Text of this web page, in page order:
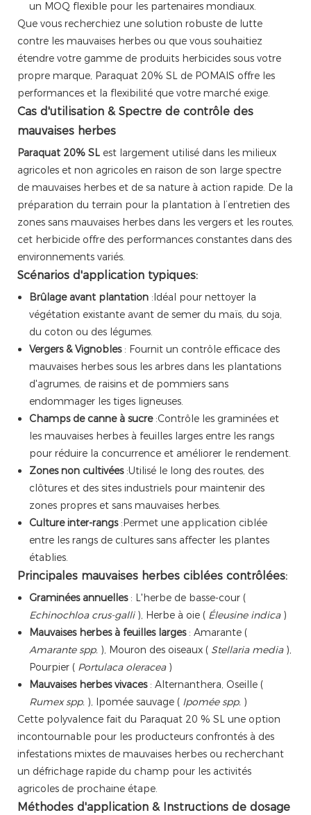
un MOQ flexible pour les partenaires mondiaux.
Que vous recherchiez une solution robuste de lutte
contre les mauvaises herbes ou que vous souhaitiez
étendre votre gamme de produits herbicides sous votre
propre marque, Paraquat 20% SL de POMAIS offre les
performances et la flexibilité que votre marché exige.
Cas d'utilisation & Spectre de contrôle des
mauvaises herbes
Paraquat 20% SL est largement utilisé dans les milieux
agricoles et non agricoles en raison de son large spectre
de mauvaises herbes et de sa nature à action rapide. De la
préparation du terrain pour la plantation à l’entretien des
zones sans mauvaises herbes dans les vergers et les routes,
cet herbicide offre des performances constantes dans des
environnements variés.
Scénarios d'application typiques:
Brûlage avant plantation :Idéal pour nettoyer la
végétation existante avant de semer du maïs, du soja,
du coton ou des légumes.
Vergers & Vignobles : Fournit un contrôle efficace des
mauvaises herbes sous les arbres dans les plantations
d'agrumes, de raisins et de pommiers sans
endommager les tiges ligneuses.
Champs de canne à sucre :Contrôle les graminées et
les mauvaises herbes à feuilles larges entre les rangs
pour réduire la concurrence et améliorer le rendement.
Zones non cultivées :Utilisé le long des routes, des
clôtures et des sites industriels pour maintenir des
zones propres et sans mauvaises herbes.
Culture inter-rangs :Permet une application ciblée
entre les rangs de cultures sans affecter les plantes
établies.
Principales mauvaises herbes ciblées contrôlées:
Graminées annuelles : L'herbe de basse-cour (
Echinochloa crus-galli ), Herbe à oie ( Éleusine indica )
Mauvaises herbes à feuilles larges : Amarante (
Amarante spp. ), Mouron des oiseaux ( Stellaria media ),
Pourpier ( Portulaca oleracea )
Mauvaises herbes vivaces : Alternanthera, Oseille (
Rumex spp. ), Ipomée sauvage ( Ipomée spp. )
Cette polyvalence fait du Paraquat 20 % SL une option
incontournable pour les producteurs confrontés à des
infestations mixtes de mauvaises herbes ou recherchant
un défrichage rapide du champ pour les activités
agricoles de prochaine étape.
Méthodes d'application & Instructions de dosage